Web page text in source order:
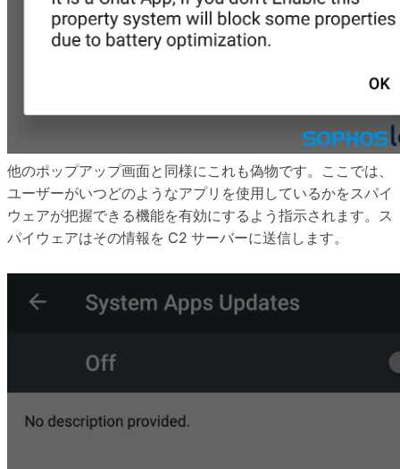
他のポップアップ画面と同様にこれも偽物です。ここでは、
ユーザーがいつどのようなアプリを使用しているかをスパイ
ウェアが把握できる機能を有効にするよう指示されます。ス
パイウェアはその情報を C2 サーバーに送信します。